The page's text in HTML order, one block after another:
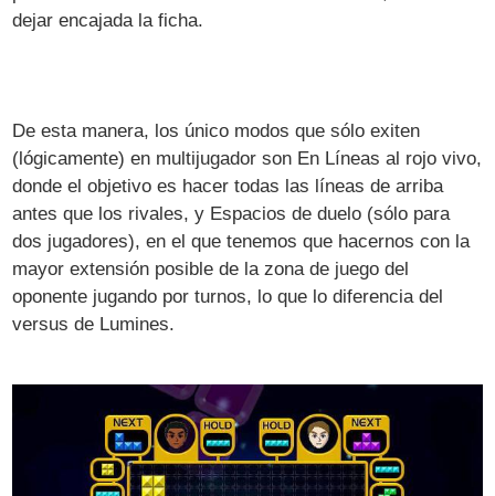
dejar encajada la ficha.
De esta manera, los único modos que sólo exiten
(lógicamente) en multijugador son En Líneas al rojo vivo,
donde el objetivo es hacer todas las líneas de arriba
antes que los rivales, y Espacios de duelo (sólo para
dos jugadores), en el que tenemos que hacernos con la
mayor extensión posible de la zona de juego del
oponente jugando por turnos, lo que lo diferencia del
versus de Lumines.